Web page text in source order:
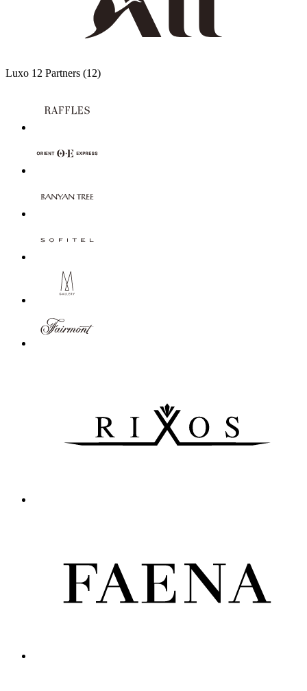
Luxo 12 Partners (12)